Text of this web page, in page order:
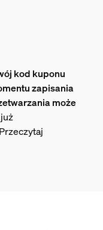
kod kuponu
zapisania
może